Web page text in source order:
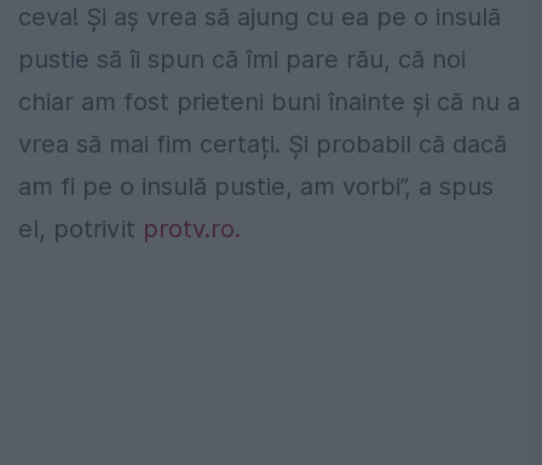
ceva! Și aș vrea să ajung cu ea pe o insulă
pustie să îi spun că îmi pare rău, că noi
chiar am fost prieteni buni înainte și că nu a
vrea să mai fim certați. Și probabil că dacă
am fi pe o insulă pustie, am vorbi”, a spus
el, potrivit protv.ro.